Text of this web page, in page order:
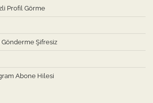
Profil Görme
Gönderme Şifresiz
Abone Hilesi